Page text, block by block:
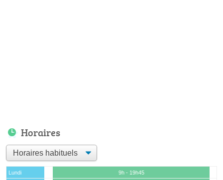
Horaires
Lundi
9h - 19h45